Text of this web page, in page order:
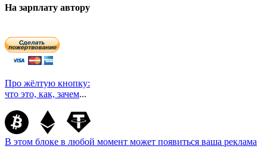
На зарплату автору
Про жёлтую кнопку:
что это, как, зачем...
В этом блоке в любой момент может появиться ваша реклама